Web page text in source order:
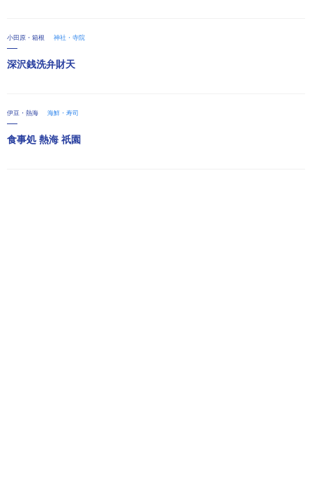
小田原・箱根 神社・寺院
深沢銭洗弁財天
伊豆・熱海 海鮮・寿司
食事処 熱海 祇園